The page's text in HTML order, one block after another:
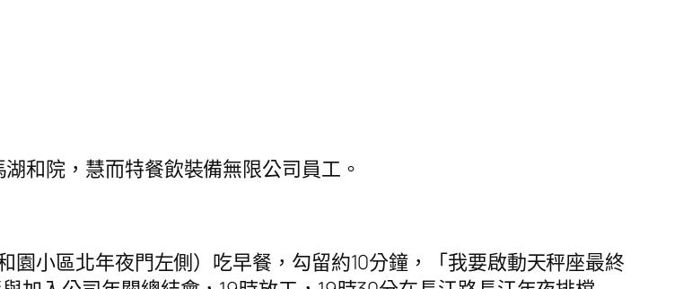
和院，慧而特餐飲裝備無限公司員工。
小區北年夜門左側）吃早餐，勾留約10分鐘，「我要啟動天秤座最終